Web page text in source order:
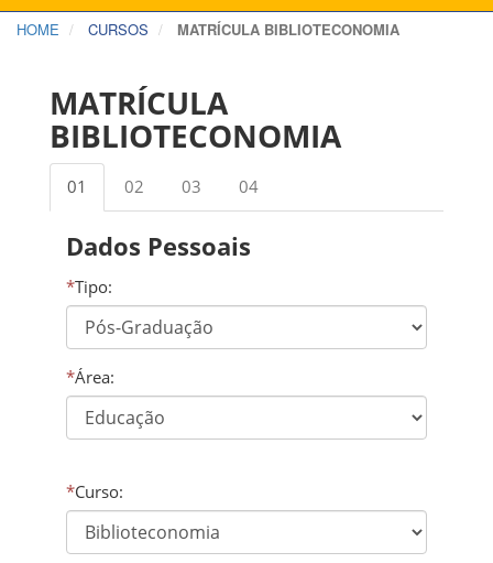
HOME CURSOS MATRÍCULA BIBLIOTECONOMIA
MATRÍCULA
BIBLIOTECONOMIA
01 02 03 04
Dados Pessoais
*Tipo:
*Área:
*Curso: